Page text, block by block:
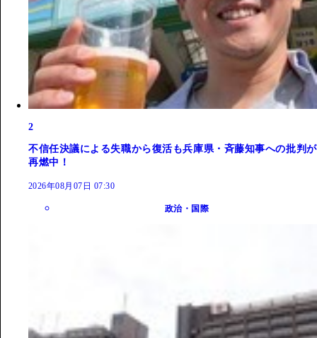
2
不信任決議による失職から復活も兵庫県・斉藤知事への批判が
再燃中！
2026年08月07日 07:30
政治・国際